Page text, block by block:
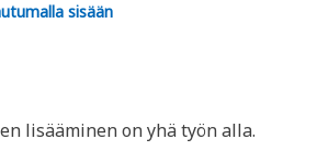
sisään
lisääminen on yhä työn alla.